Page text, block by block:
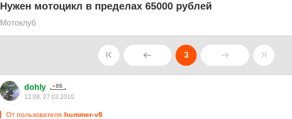
Нужен мотоцикл в пределах 65000 рублей
Мотоклуб
3
dohly
12:08, 27.03.2010
От пользователя hummer-v8